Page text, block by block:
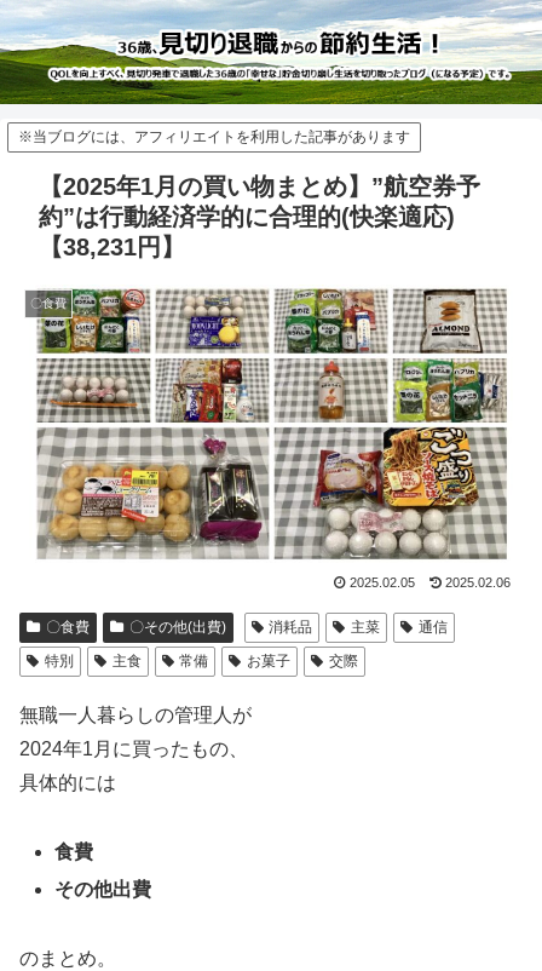
※当ブログには、アフィリエイトを利用した記事があります
【2025年1月の買い物まとめ】”航空券予
約”は行動経済学的に合理的(快楽適応)
【38,231円】
〇食費
2025.02.05 2025.02.06
〇食費 〇その他(出費) 消耗品 主菜
通信
特別
主食 常備 お菓子 交際
無職一人暮らしの管理人が
2024年1月に買ったもの、
具体的には
食費
その他出費
のまとめ。